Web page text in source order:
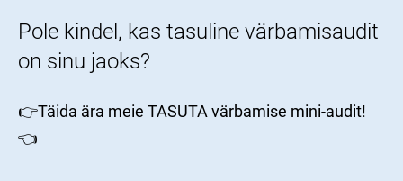
Pole kindel, kas tasuline värbamisaudit
on sinu jaoks?
👉Täida ära meie TASUTA värbamise mini-audit!
👈